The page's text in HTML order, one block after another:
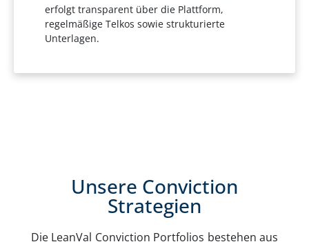
erfolgt transparent über die Plattform,
regelmäßige Telkos sowie strukturierte
Unterlagen.
Unsere Conviction
Strategien
Die LeanVal Conviction Portfolios bestehen aus